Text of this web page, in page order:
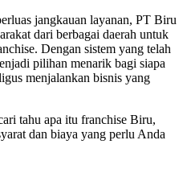
jangkauan layanan, PT Biru
dari berbagai daerah untuk
Dengan sistem yang telah
pilihan menarik bagi siapa
menjalankan bisnis yang
tahu apa itu franchise Biru,
dan biaya yang perlu Anda